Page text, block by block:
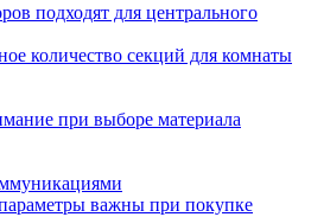
подходят для центрального
количество секций для комнаты
при выборе материала
важны при покупке